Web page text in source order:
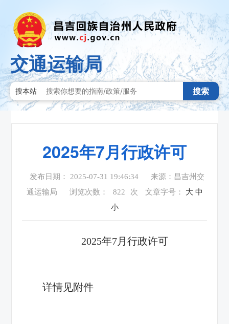
交通运输局
搜本站 搜索
2025年7月行政许可
发布日期： 2025-07-31 19:46:34
来源：昌吉州交
通运输局
浏览次数： 822 次 文章字号： 大 中
小
2025年7月行政许可
详情见附件